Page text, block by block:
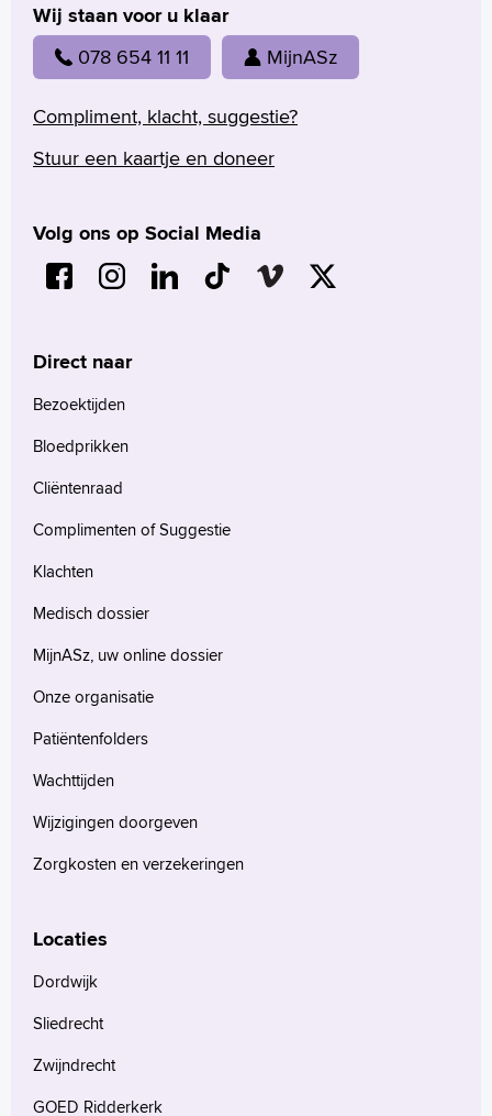
Wij staan voor u klaar
078 654 11 11 MijnASz
Compliment, klacht, suggestie?
Stuur een kaartje en doneer
Volg ons op Social Media
Direct naar
Bezoektijden
Bloedprikken
Cliëntenraad
Complimenten of Suggestie
Klachten
Medisch dossier
MijnASz, uw online dossier
Onze organisatie
Patiëntenfolders
Wachttijden
Wijzigingen doorgeven
Zorgkosten en verzekeringen
Locaties
Dordwijk
Sliedrecht
Zwijndrecht
GOED Ridderkerk